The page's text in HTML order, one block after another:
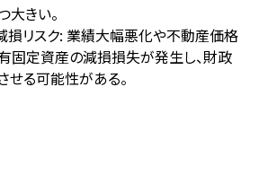
きい。
損リスク: 業績大幅悪化や不動産価格
固定資産の減損損失が発生し、財政
せる可能性がある。